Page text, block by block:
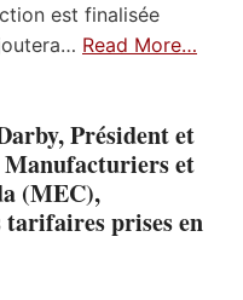
est finalisée
Read More…
Président et
et
(MEC),
tarifaires prises en